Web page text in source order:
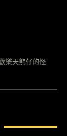
樂天熊仔的怪